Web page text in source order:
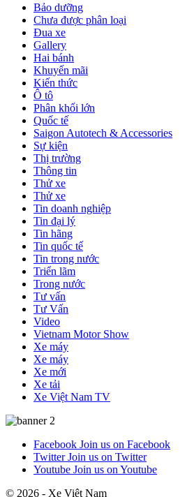
Bảo dưỡng
Chưa được phân loại
Đua xe
Gallery
Hai bánh
Khuyến mãi
Kiến thức
Ô tô
Phân khối lớn
Quốc tế
Saigon Autotech & Accessories
Sự kiện
Thị trường
Thông tin
Thử xe
Thử xe
Tin doanh nghiệp
Tin đại lý
Tin hãng
Tin quốc tế
Tin trong nước
Triển lãm
Trong nước
Tư vấn
Tư Vấn
Video
Vietnam Motor Show
Xe máy
Xe máy
Xe mới
Xe tải
Xe Việt Nam TV
Facebook Join us on Facebook
Twitter Join us on Twitter
Youtube Join us on Youtube
© 2026 - Xe Việt Nam